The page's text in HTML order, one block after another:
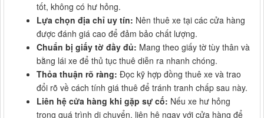
tốt, không có hư hỏng.
Lựa chọn địa chỉ uy tín: Nên thuê xe tại các cửa hàng
được đánh giá cao để đảm bảo chất lượng.
Chuẩn bị giấy tờ đầy đủ: Mang theo giấy tờ tùy thân và
bằng lái xe để thủ tục thuê diễn ra nhanh chóng.
Thỏa thuận rõ ràng: Đọc kỹ hợp đồng thuê xe và trao
đổi rõ về cách tính giá thuê để tránh tranh chấp sau này.
Liên hệ cửa hàng khi gặp sự cố: Nếu xe hư hỏng
trong quá trình di chuyển, liên hệ ngay với cửa hàng để